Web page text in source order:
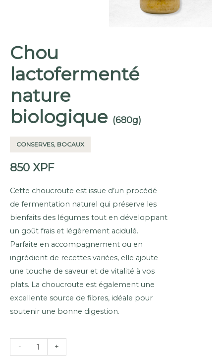
Chou
lactofermenté
nature
biologique (680g)
CONSERVES, BOCAUX
850 XPF
Cette choucroute est issue d’un procédé
de fermentation naturel qui préserve les
bienfaits des légumes tout en développant
un goût frais et légèrement acidulé.
Parfaite en accompagnement ou en
ingrédient de recettes variées, elle ajoute
une touche de saveur et de vitalité à vos
plats. La choucroute est également une
excellente source de fibres, idéale pour
soutenir une bonne digestion.
-
QUANTITÉ
DE
+